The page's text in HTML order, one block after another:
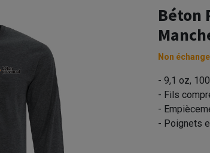
Béton
Non
- 9,1 oz,
- Fils
-
- Poignets